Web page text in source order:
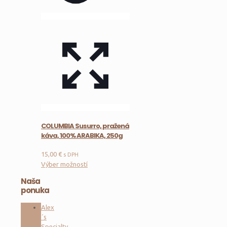
COLUMBIA Susurro, pražená
káva, 100% ARABIKA, 250g
15,00 € s DPH
Výber možnostíTento
Naša
ponuka
Alex
´s